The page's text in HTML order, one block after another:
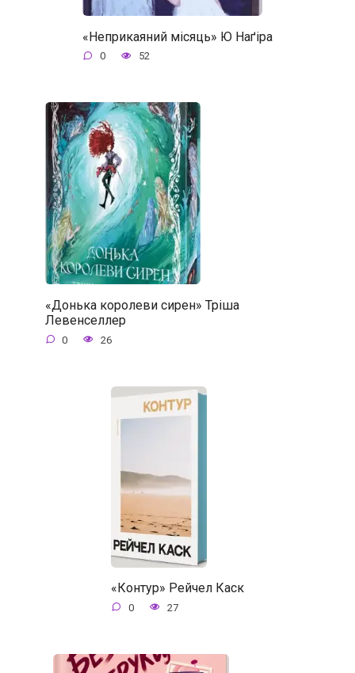
«Неприкаяний місяць» Ю Наґіра
0 52
«Донька королеви сирен» Тріша
Левенселлер
0 26
«Контур» Рейчел Каск
0 27